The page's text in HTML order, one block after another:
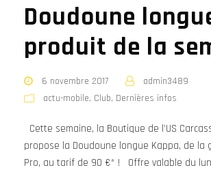
Doudoune
produit de la
6 novembre 2017
admin3489
actu-mobile, Club, Dernières infos
Cette semaine, la Boutique de l’US
propose la Doudoune longue Kappa, de la
Pro, au tarif de 90 €* ! Offre valable du